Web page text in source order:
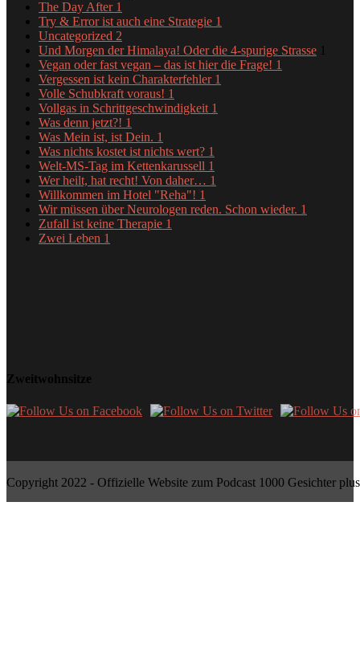
The Day After 1
Try & Error ist auch eine Strategie 1
Uncategorized 2
Und Morgen der Himalaya! Oder die 4-spurige Strasse 1
Vegan oder fast vegan – das ist hier die Frage! 1
Vergessen ist kein Charakterfehler 1
Volle Schubkraft voraus! 1
Vollgas in Schrittgeschwindigkeit 1
Was denn jetzt?! 1
Was Mein ist, ist Dein. 1
Was nichts kostet ist nichts wert? 1
Welt-MS-Tag im Kettenkarussell 1
Wer heilt, hat recht! Von daher… 1
Willkommen im Hotel "Reha"! 1
Wir müssen über Neurologen reden. Schon wieder. 1
Zufall ist keine Therapie 1
Zwei Leben 1
Zweitwohnsitze
Copyright 2022 - Offizielle Website zum Podcast 1000 Gesichter